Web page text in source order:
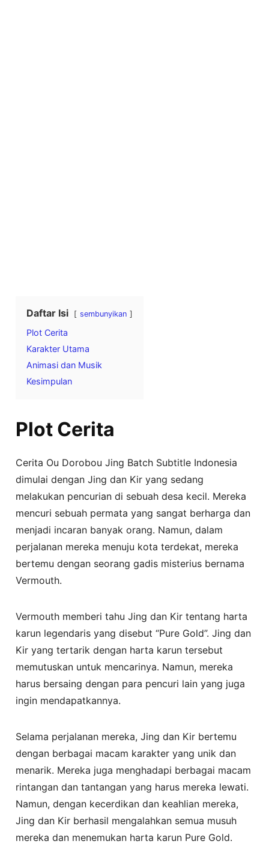
Daftar Isi sembunyikan
Plot Cerita
Karakter Utama
Animasi dan Musik
Kesimpulan
Plot Cerita
Cerita Ou Dorobou Jing Batch Subtitle Indonesia
dimulai dengan Jing dan Kir yang sedang
melakukan pencurian di sebuah desa kecil. Mereka
mencuri sebuah permata yang sangat berharga dan
menjadi incaran banyak orang. Namun, dalam
perjalanan mereka menuju kota terdekat, mereka
bertemu dengan seorang gadis misterius bernama
Vermouth.
Vermouth memberi tahu Jing dan Kir tentang harta
karun legendaris yang disebut “Pure Gold”. Jing dan
Kir yang tertarik dengan harta karun tersebut
memutuskan untuk mencarinya. Namun, mereka
harus bersaing dengan para pencuri lain yang juga
ingin mendapatkannya.
Selama perjalanan mereka, Jing dan Kir bertemu
dengan berbagai macam karakter yang unik dan
menarik. Mereka juga menghadapi berbagai macam
rintangan dan tantangan yang harus mereka lewati.
Namun, dengan kecerdikan dan keahlian mereka,
Jing dan Kir berhasil mengalahkan semua musuh
mereka dan menemukan harta karun Pure Gold.